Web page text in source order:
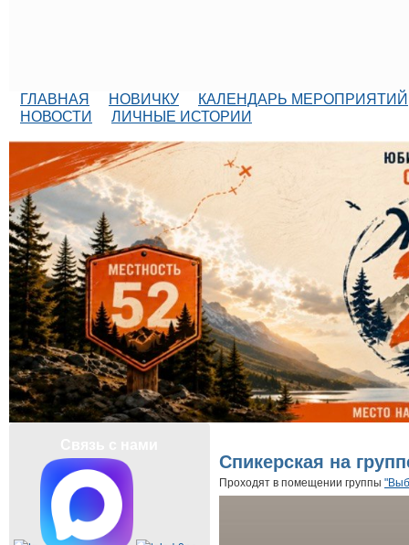
ГЛАВНАЯ НОВИЧКУ
КАЛЕНДАРЬ МЕРОПРИЯТИЙ
НОВОСТИ
ЛИЧНЫЕ ИСТОРИИ
Спикерская на
Проходят в помещении группы